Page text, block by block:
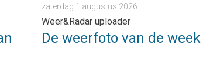
zaterdag 1 augustus 2026
Weer&Radar uploader
De weerfoto van de week